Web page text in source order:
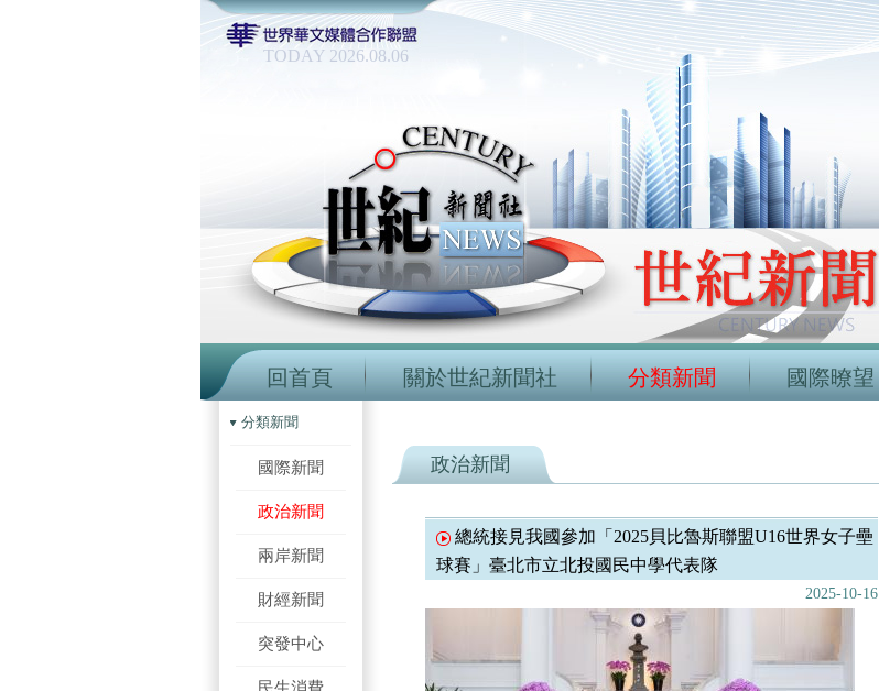
TODAY 2026.08.06
回首頁 關於世紀新聞社 分類新聞 國際暸望
分類新聞
國際新聞
政治新聞
兩岸新聞
財經新聞
突發中心
民生消費
政治新聞
總統接見我國參加「2025貝比魯斯聯盟U16世界女子壘
球賽」臺北市立北投國民中學代表隊
2025-10-16